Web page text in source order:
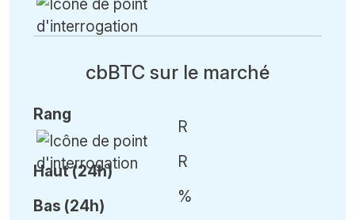
cbBTC sur le marché
Rang
Haut (24h)
Bas (24h)
R
R
%